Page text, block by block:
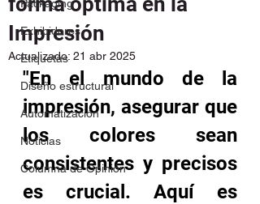
Packaging
Exhibidores
Etiquetas
Diseño estructural
Automatización
Noticias
Columna de Opinión
Impresión
Actualizado: 21 abr 2025
"En el mundo de la
impresión, asegurar que
los colores sean
consistentes y precisos
es crucial. Aquí es